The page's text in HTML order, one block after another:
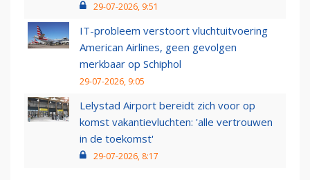
29-07-2026, 9:51
IT-probleem verstoort vluchtuitvoering
American Airlines, geen gevolgen
merkbaar op Schiphol
29-07-2026, 9:05
Lelystad Airport bereidt zich voor op
komst vakantievluchten: 'alle vertrouwen
in de toekomst'
29-07-2026, 8:17